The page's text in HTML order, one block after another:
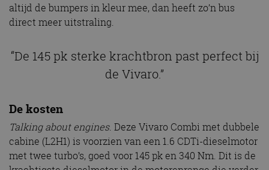
de Vivaro.”
Talking about engines . Deze Vivaro Combi met dubbele
cabine (L2H1) is voorzien van een 1.6 CDTi-dieselmotor
krachtigste dieselmotor in de motorenrange die verder
uit alleen maar diesels bestaat. Er is verder nog keuze
uit 1.6 CDTI’s met 95 of 125 pk. Opel levert alle motoren
in combinatie met een handgeschakelde zesbak die
trefzeker schakelt, maar wel lange slagen heeft.